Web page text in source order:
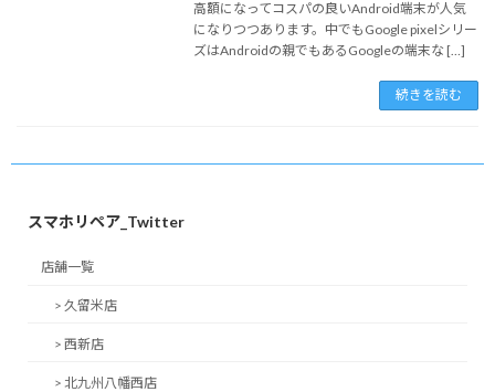
高額になってコスパの良いAndroid端末が人気
になりつつあります。中でもGoogle pixelシリー
ズはAndroidの親でもあるGoogleの端末な […]
続きを読む
スマホリペア_Twitter
店舗一覧
> 久留米店
> 西新店
> 北九州八幡西店